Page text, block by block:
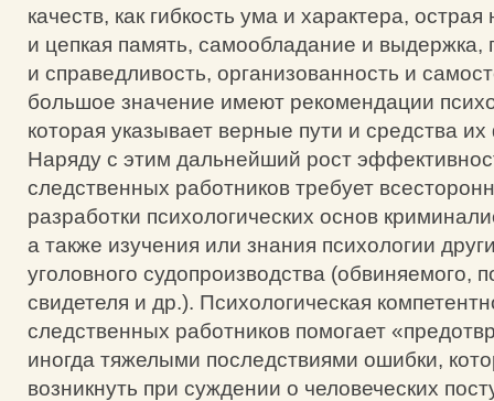
качеств, как гибкость ума и характера,
и цепкая память, самообладание и выдержка,
и справедливость, организованность и
большое значение имеют рекомендации
которая указывает верные пути и средства
Наряду с этим дальнейший рост
следственных работников требует
разработки психологических основ
а также изучения или знания психологии
уголовного судопроизводства (обвиняемого,
свидетеля и др.). Психологическая
следственных работников помогает
иногда тяжелыми последствиями ошибки,
возникнуть при суждении о человеческих